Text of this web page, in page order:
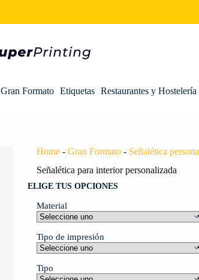
Gran Formato Etiquetas Restaurantes y Hostelería
Home- Gran Formato- Señalética
Señalética para interior personalizada
ELIGE TUS OPCIONES
Material
Tipo de impresión
Tipo